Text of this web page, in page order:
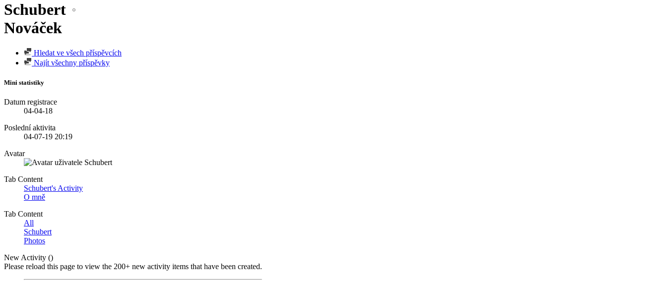
Schubert
Nováček
Hledat ve všech příspěvcích
Najít všechny příspěvky
Mini statistiky
Datum registrace
04-04-18
Poslední aktivita
04-07-19 20:19
Avatar
Tab Content
Schubert's Activity
O mně
Tab Content
All
Schubert
Photos
New Activity ()
Please reload this page to view the 200+ new activity items that have been created.